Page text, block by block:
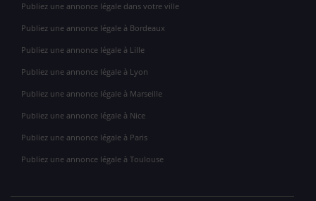
Publiez une annonce légale dans votre ville
Publiez une annonce légale à Bordeaux
Publiez une annonce légale à Lille
Publiez une annonce légale à Lyon
Publiez une annonce légale à Marseille
Publiez une annonce légale à Nice
Publiez une annonce légale à Paris
Publiez une annonce légale à Toulouse